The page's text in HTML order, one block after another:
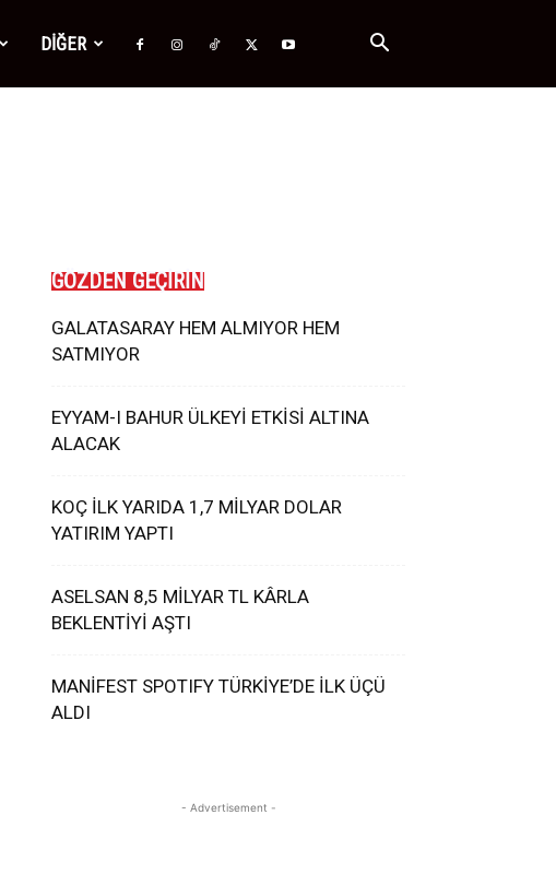
DİĞER
GÖZDEN GEÇİRİN
GALATASARAY HEM ALMIYOR HEM
SATMIYOR
EYYAM-I BAHUR ÜLKEYİ ETKİSİ ALTINA
ALACAK
KOÇ İLK YARIDA 1,7 MİLYAR DOLAR
YATIRIM YAPTI
ASELSAN 8,5 MİLYAR TL KÂRLA
BEKLENTİYİ AŞTI
MANİFEST SPOTIFY TÜRKİYE’DE İLK ÜÇÜ
ALDI
- Advertisement -